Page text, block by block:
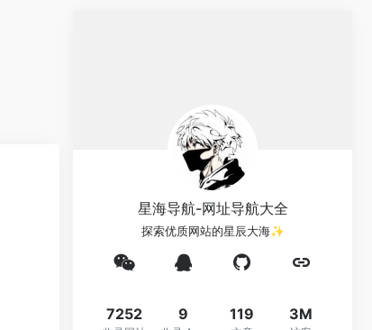
星海导航-网址导航大全
探索优质网站的星辰大海✨
7252 9 119 3M